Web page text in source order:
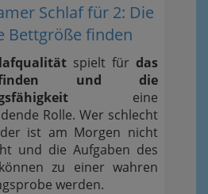
Schlaf für 2: Die
Bettgröße finden
spielt für das
und die
eine
Rolle. Wer schlecht
ist am Morgen nicht
und die Aufgaben des
zu einer wahren
werden.